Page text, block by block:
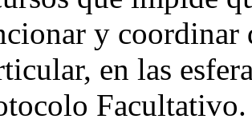
y coordinar
en las
Facultativo.